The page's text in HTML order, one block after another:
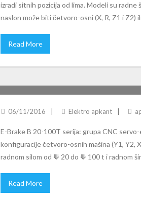
izradi sitnih pozicija od lima. Modeli su
naslon može biti četvoro-osni (X, R, Z1 i Z2)
Read More
06/11/2016 Elektro apkant
E-Brake B 20-100T serija: grupa CNC
konfiguracije četvoro-osnih mašina (Y1, Y2,
radnom silom od ⟱ 20 do ⟱ 100 t i radnom
Read More